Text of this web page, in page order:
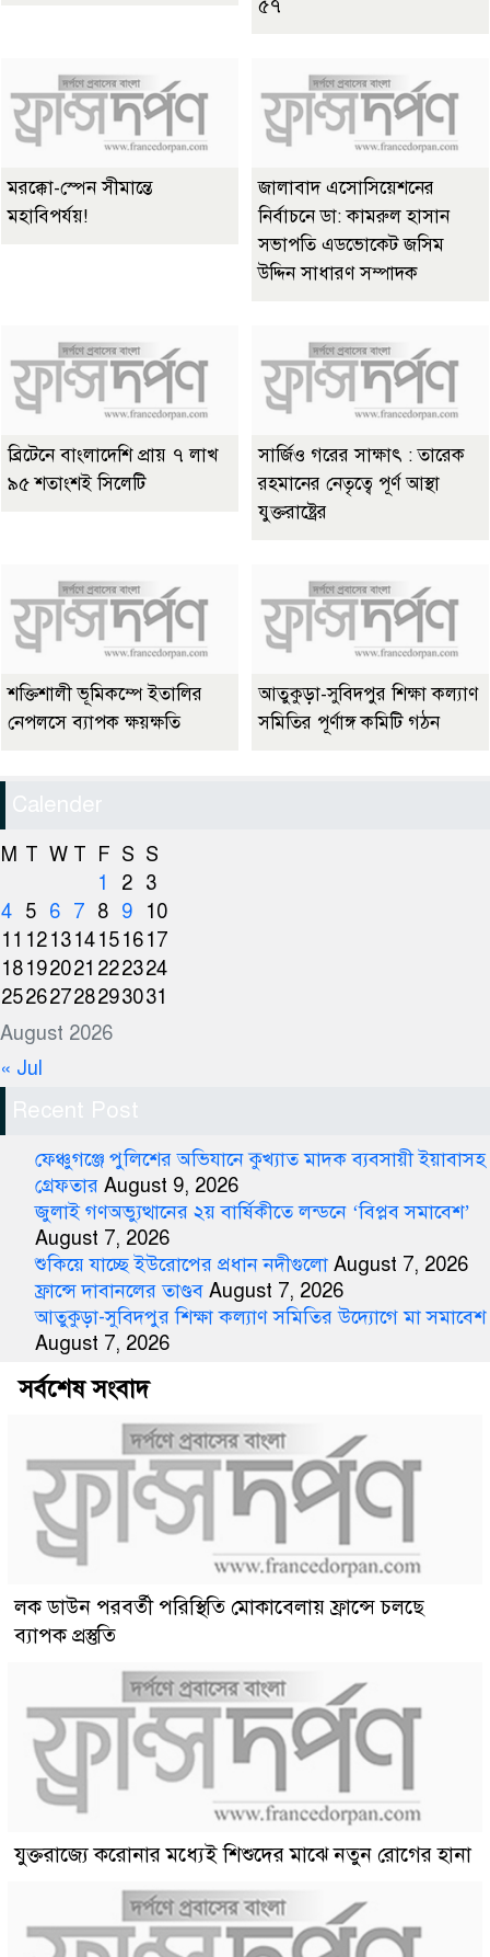
৫৭
মরক্কো-স্পেন সীমান্তে
মহাবিপর্যয়!
জালাবাদ এসোসিয়েশনের
নির্বাচনে ডা: কামরুল হাসান
সভাপতি এডভোকেট জসিম
উদ্দিন সাধারণ সম্পাদক
ব্রিটেনে বাংলাদেশি প্রায় ৭ লাখ
৯৫ শতাংশই সিলেটি
সার্জিও গরের সাক্ষাৎ : তারেক
রহমানের নেতৃত্বে পূর্ণ আস্থা
যুক্তরাষ্ট্রের
শক্তিশালী ভূমিকম্পে ইতালির
নেপলসে ব্যাপক ক্ষয়ক্ষতি
আতুকুড়া-সুবিদপুর শিক্ষা কল্যাণ
সমিতির পূর্ণাঙ্গ কমিটি গঠন
Calender
August 2026
M T W T F S S
1
2 3
4 5 6 7 8 9
10
11 121314151617
18192021 222324
25262728293031
« Jul
Recent Post
ফেঞ্চুগঞ্জে পুলিশের অভিযানে কুখ্যাত মাদক ব্যবসায়ী ইয়াবাসহ
গ্রেফতার August 9, 2026
জুলাই গণঅভ্যুত্থানের ২য় বার্ষিকীতে লন্ডনে ‘বিপ্লব সমাবেশ’
August 7, 2026
শুকিয়ে যাচ্ছে ইউরোপের প্রধান নদীগুলো August 7, 2026
ফ্রান্সে দাবানলের তাণ্ডব August 7, 2026
আতুকুড়া-সুবিদপুর শিক্ষা কল্যাণ সমিতির উদ্যোগে মা সমাবেশ
August 7, 2026
সর্বশেষ সংবাদ
লক ডাউন পরবর্তী পরিস্থিতি মোকাবেলায় ফ্রান্সে চলছে
ব্যাপক প্রস্তুতি
যুক্তরাজ্যে করোনার মধ্যেই শিশুদের মাঝে নতুন রোগের হানা